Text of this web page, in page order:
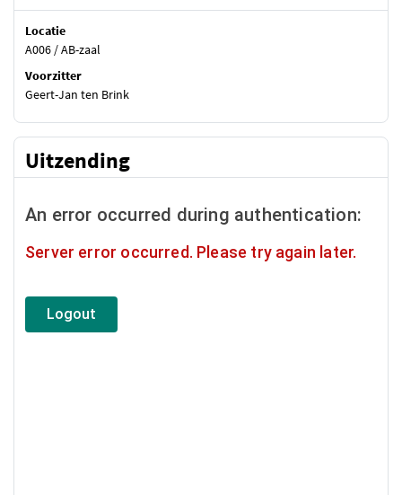
Locatie
A006 / AB-zaal
Voorzitter
Geert-Jan ten Brink
Uitzending